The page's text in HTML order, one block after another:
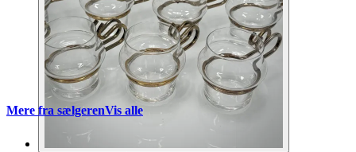
Mere fra sælgerenVis alle